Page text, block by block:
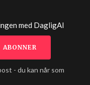
med DagligAI
- du kan når som